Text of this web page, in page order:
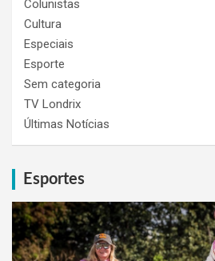
Colunistas
Cultura
Especiais
Esporte
Sem categoria
TV Londrix
Últimas Notícias
Esportes